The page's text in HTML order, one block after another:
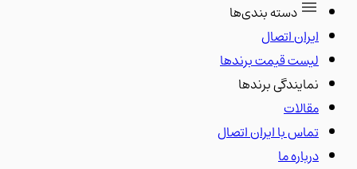
دسته بندی‌ها
ایران اتصال
لیست قیمت برندها
نمایندگی برندها
مقالات
تماس با ایران اتصال
درباره ما